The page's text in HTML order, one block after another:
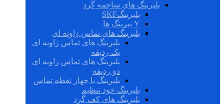
بلبرینگ های ساچمه گرد
بلبرینگSKF
Y بیرینگ ها
بلبرینگ های تماس زاویه ای
بلبرینگ های تماس زاویه ای
یک ردیفه
بلبرینگ های تماس زاویه ای
دو ردیفه
بلبرینگ با چهار نقطه تماس
بلبرینگ خود تنظیم
بلبرینگ های کف گرد